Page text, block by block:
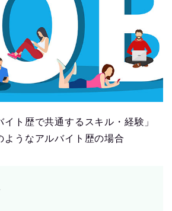
イト歴で共通するスキル・経験」
ようなアルバイト歴の場合